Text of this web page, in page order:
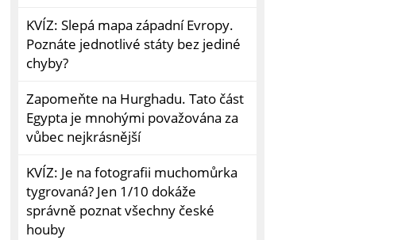
KVÍZ: Slepá mapa západní Evropy.
Poznáte jednotlivé státy bez jediné
chyby?
Zapomeňte na Hurghadu. Tato část
Egypta je mnohými považována za
vůbec nejkrásnější
KVÍZ: Je na fotografii muchomůrka
tygrovaná? Jen 1/10 dokáže
správně poznat všechny české
houby